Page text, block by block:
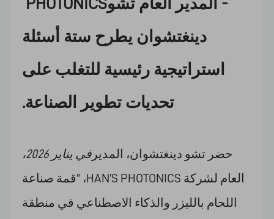
PHOTONICS- المدير العام تشو
دينغتشوان يطرح ستة أسئلة
استراتيجية رئيسية للتغلب على
تحديات تطوير الصناعة.
في يناير 2026،حضر تشو دينغتشوان، المدير
العام لشركة HAN'S PHOTONICS، "قمة صناعة
اللحام بالليزر والذكاء الاصطناعي في منطقة